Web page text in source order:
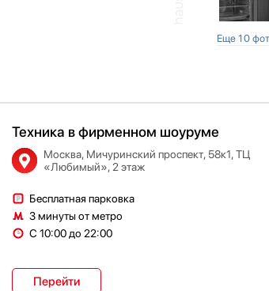
Еще 10
Техника в фирменном шоуруме
Москва, Мичуринский проспект, 58к1, ТЦ
«Любимый», 2 этаж
Бесплатная парковка
3 минуты от метро
С 10:00 до 22:00
Перейти